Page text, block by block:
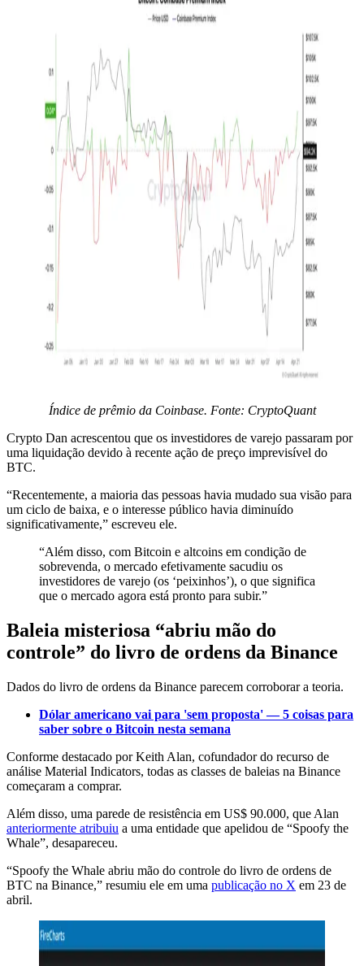
Índice de prêmio da Coinbase. Fonte: CryptoQuant
Crypto Dan acrescentou que os investidores de varejo passaram por
uma liquidação devido à recente ação de preço imprevisível do
BTC.
“Recentemente, a maioria das pessoas havia mudado sua visão para
um ciclo de baixa, e o interesse público havia diminuído
significativamente,” escreveu ele.
“Além disso, com Bitcoin e altcoins em condição de
sobrevenda, o mercado efetivamente sacudiu os
investidores de varejo (os ‘peixinhos’), o que significa
que o mercado agora está pronto para subir.”
Baleia misteriosa “abriu mão do
controle” do livro de ordens da Binance
Dados do livro de ordens da Binance parecem corroborar a teoria.
Dólar americano vai para 'sem proposta' — 5 coisas para
saber sobre o Bitcoin nesta semana
Conforme destacado por Keith Alan, cofundador do recurso de
análise Material Indicators, todas as classes de baleias na Binance
começaram a comprar.
Além disso, uma parede de resistência em US$ 90.000, que Alan
anteriormente atribuiu a uma entidade que apelidou de “Spoofy the
Whale”, desapareceu.
“Spoofy the Whale abriu mão do controle do livro de ordens de
BTC na Binance,” resumiu ele em uma publicação no X em 23 de
abril.